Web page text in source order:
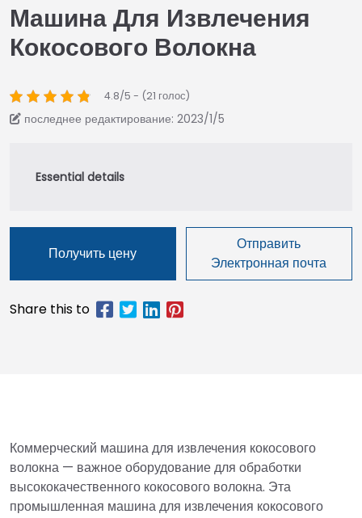
Машина Для Извлечения
Кокосового Волокна
4.8/5 - (21 голос)
последнее редактирование: 2023/1/5
Получить цену
Отправить
Электронная почта
Коммерческий машина для извлечения кокосового
волокна — важное оборудование для обработки
высококачественного кокосового волокна. Эта
промышленная машина для извлечения кокосового